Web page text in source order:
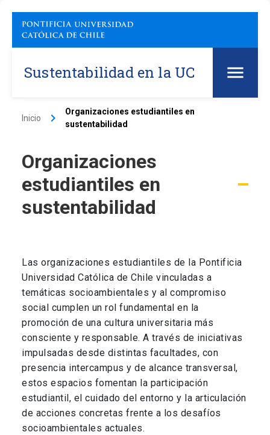
Sustentabilidad en la UC
Inicio keyboard_arrow_right
Organizaciones estudiantiles en
sustentabilidad
Organizaciones
estudiantiles en
sustentabilidad
Las organizaciones estudiantiles de la Pontificia
Universidad Católica de Chile vinculadas a
temáticas socioambientales y al compromiso
social cumplen un rol fundamental en la
promoción de una cultura universitaria más
consciente y responsable. A través de iniciativas
impulsadas desde distintas facultades, con
presencia intercampus y de alcance transversal,
estos espacios fomentan la participación
estudiantil, el cuidado del entorno y la articulación
de acciones concretas frente a los desafíos
socioambientales actuales.